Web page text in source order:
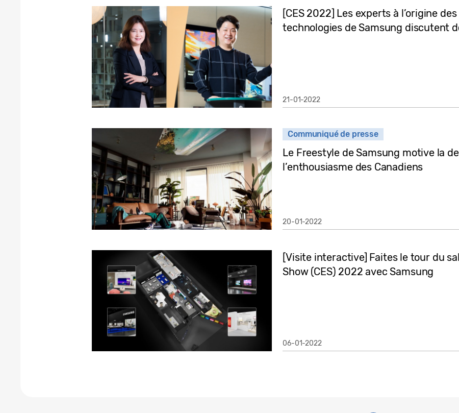
[CES 2022] Les experts à l’origine
technologies de Samsung discutent
21-01-2022
Communiqué de presse
Le Freestyle de Samsung motive la
l’enthousiasme des Canadiens
20-01-2022
[Visite interactive] Faites le tour du
Show (CES) 2022 avec Samsung
06-01-2022